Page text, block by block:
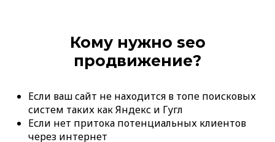
Кому нужно seo
продвижение?
Если ваш сайт не находится в топе поисковых
систем таких как Яндекс и Гугл
Если нет притока потенциальных клиентов
через интернет